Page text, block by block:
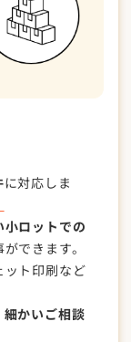
に対応しま
ロットでの
できます。
ット印刷など
細かいご相談